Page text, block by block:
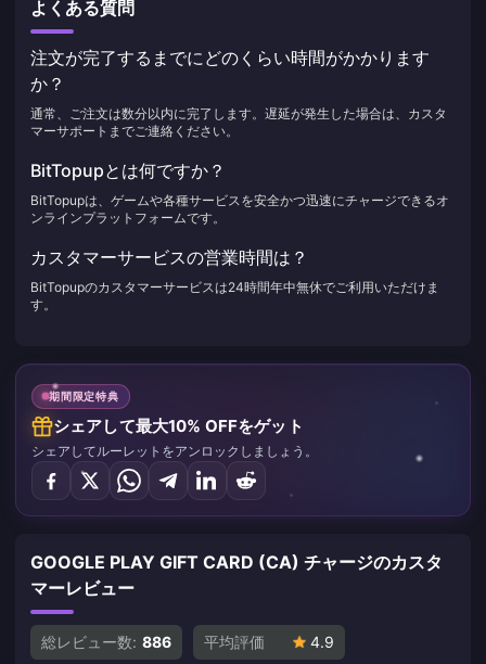
よくある質問
注文が完了するまでにどのくらい時間がかかります
か？
通常、ご注文は数分以内に完了します。遅延が発生した場合は、カスタ
マーサポートまでご連絡ください。
BitTopupとは何ですか？
BitTopupは、ゲームや各種サービスを安全かつ迅速にチャージできるオ
ンラインプラットフォームです。
カスタマーサービスの営業時間は？
BitTopupのカスタマーサービスは24時間年中無休でご利用いただけま
す。
期間限定特典
シェアして最大10% OFFをゲット
シェアしてルーレットをアンロックしましょう。
GOOGLE PLAY GIFT CARD (CA) チャージのカスタ
マーレビュー
総レビュー数: 886 平均評価 4.9